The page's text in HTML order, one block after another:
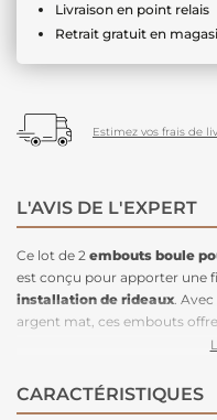
Livraison en point relais
Retrait gratuit en
Estimez vos frais de
L'AVIS DE L'EXPERT
Ce lot de 2 embouts boule
est conçu pour apporter une
installation de rideaux.
argent mat, ces embouts
s'intégrant parfaitement
une fixation stable tout en
tringle. Faciles à installer, ils
CARACTÉRISTIQUES